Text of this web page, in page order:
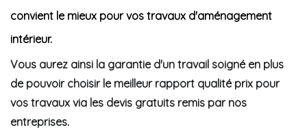
convient le mieux pour vos travaux d'aménagement
intérieur.
Vous aurez ainsi la garantie d'un travail soigné en plus
de pouvoir choisir le meilleur rapport qualité prix pour
vos travaux via les devis gratuits remis par nos
entreprises.